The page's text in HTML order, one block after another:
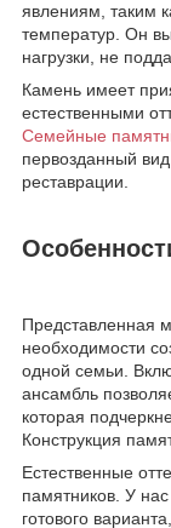
явлениям, таким
температур. Он
нагрузки, не
Камень имеет
естественными
Семейные
первозданный
реставрации.
Представленная
необходимости
одной семьи.
ансамбль
которая
Конструкция
Естественные
памятников. У нас
готового